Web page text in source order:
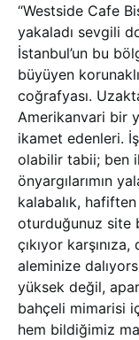
“Westside Cafe
yakaladı sevgili
İstanbul’un bu
büyüyen
coğrafyası.
Amerikanvari bir
ikamet edenleri.
olabilir tabii; ben
önyargılarımın
kalabalık,
oturduğunuz site
çıkıyor
aleminize
yüksek değil,
bahçeli mimarisi
hem bildiğimiz